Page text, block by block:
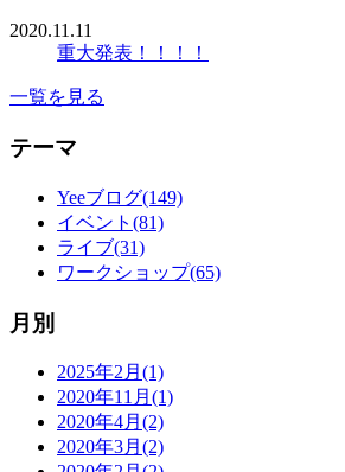
2020.11.11
重大発表！！！！
一覧を見る
テーマ
Yeeブログ(149)
イベント(81)
ライブ(31)
ワークショップ(65)
月別
2025年2月(1)
2020年11月(1)
2020年4月(2)
2020年3月(2)